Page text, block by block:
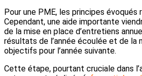
Pour une PME, les principes
Cependant, une aide importante
de la mise en place d’entretiens
résultats de l’année écoulée et de la
objectifs pour l’année suivante.
Cette étape, pourtant cruciale dans